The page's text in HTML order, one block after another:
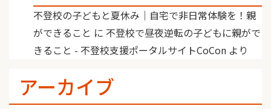
不登校の子どもと夏休み｜自宅で非日常体験を！親
ができること に 不登校で昼夜逆転の子どもに親がで
きること - 不登校支援ポータルサイトCoCon より
アーカイブ